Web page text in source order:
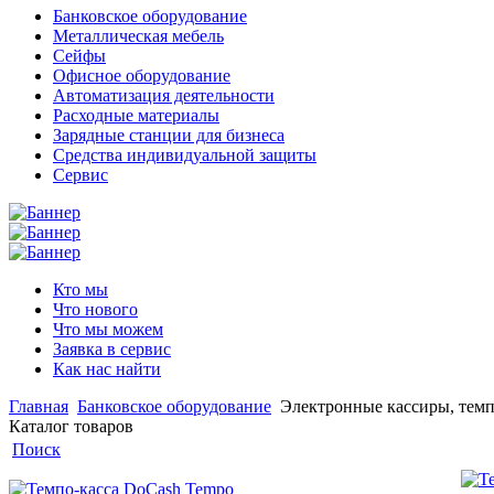
Банковское оборудование
Металлическая мебель
Сейфы
Офисное оборудование
Автоматизация деятельности
Расходные материалы
Зарядные станции для бизнеса
Средства индивидуальной защиты
Сервис
Кто мы
Что нового
Что мы можем
Заявка в сервис
Как нас найти
Главная Банковское оборудование Электронные кассиры,
Каталог товаров
Поиск